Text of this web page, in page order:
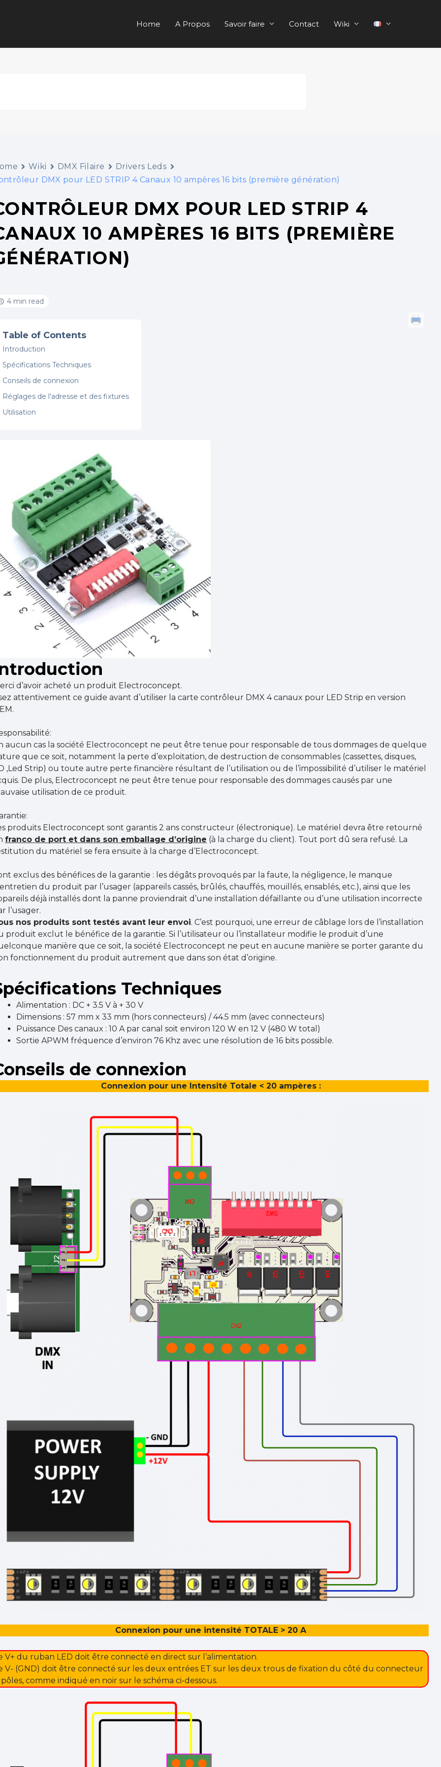
Home A Propos Savoir faire Contact Wiki
Wiki DMX Filaire
Drivers Leds
DMX pour LED STRIP 4 Canaux 10 ampères 16 bits (première génération)
DMX POUR LED STRIP 4
10 AMPÈRES 16 BITS (PREMIÈRE
4 min read
Table of Contents
Introduction
Spécifications Techniques
Conseils de connexion
Réglages de l'adresse et des fixtures
Utilisation
d’avoir acheté un produit Electroconcept.
attentivement ce guide avant d’utiliser la carte contrôleur DMX 4 canaux pour LED Strip en version
aucun cas la société Electroconcept ne peut être tenue pour responsable de tous dommages de quelque
que ce soit, notamment la perte d’exploitation, de destruction de consommables (cassettes, disques,
,Led Strip) ou toute autre perte financière résultant de l’utilisation ou de l’impossibilité d’utiliser le matériel
De plus, Electroconcept ne peut être tenue pour responsable des dommages causés par une
utilisation de ce produit.
produits Electroconcept sont garantis 2 ans constructeur (électronique). Le matériel devra être retourné
franco de port et dans son emballage d’origine (à la charge du client). Tout port dû sera refusé. La
du matériel se fera ensuite à la charge d’Electroconcept.
exclus des bénéfices de la garantie : les dégâts provoqués par la faute, la négligence, le manque
du produit par l’usager (appareils cassés, brûlés, chauffés, mouillés, ensablés, etc.), ainsi que les
déjà installés dont la panne proviendrait d’une installation défaillante ou d’une utilisation incorrecte
l’usager.
nos produits sont testés avant leur envoi. C’est pourquoi, une erreur de câblage lors de l’installation
produit exclut le bénéfice de la garantie. Si l’utilisateur ou l’installateur modifie le produit d’une
manière que ce soit, la société Electroconcept ne peut en aucune manière se porter garante du
fonctionnement du produit autrement que dans son état d’origine.
Techniques
Alimentation : DC + 3.5 V à + 30 V
Dimensions : 57 mm x 33 mm (hors connecteurs) / 44.5 mm (avec connecteurs)
Puissance Des canaux : 10 A par canal soit environ 120 W en 12 V (480 W total)
Sortie APWM fréquence d’environ 76 Khz avec une résolution de 16 bits possible.
de connexion
Connexion pour une Intensité Totale < 20 ampères :
Connexion pour une intensité TOTALE > 20 A
V+ du ruban LED doit être connecté en direct sur l’alimentation.
V- (GND) doit être connecté sur les deux entrées ET sur les deux trous de fixation du côté du connecteur
comme indiqué en noir sur le schéma ci-dessous.